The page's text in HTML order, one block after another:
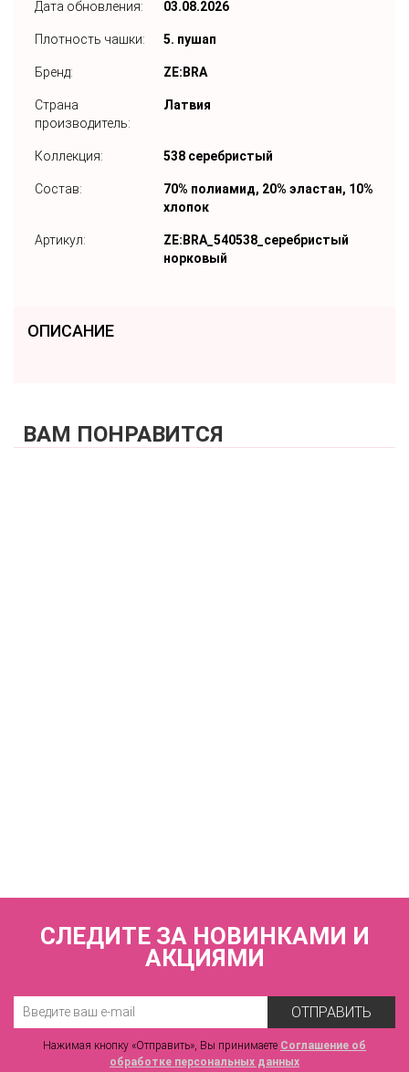
Дата обновления: 03.08.2026
Плотность чашки: 5. пушап
Бренд: ZE:BRA
Страна
производитель:
Латвия
Коллекция: 538 серебристый
Состав:
70% полиамид, 20% эластан, 10%
хлопок
Артикул:
ZE:BRA_540538_серебристый
норковый
ОПИСАНИЕ
ВАМ ПОНРАВИТСЯ
СЛЕДИТЕ ЗА НОВИНКАМИ И
АКЦИЯМИ
ОТПРАВИТЬ
Нажимая кнопку «Отправить», Вы принимаете Соглашение об
обработке персональных данных